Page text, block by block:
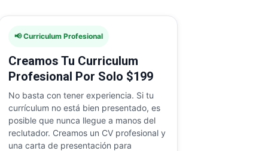
📢 Curriculum Profesional
Creamos Tu Curriculum
Profesional Por Solo $199
No basta con tener experiencia. Si tu
currículum no está bien presentado, es
posible que nunca llegue a manos del
reclutador. Creamos un CV profesional y
una carta de presentación para